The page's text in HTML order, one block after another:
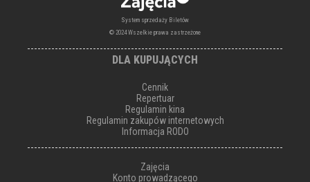
System sprzedaży Biletów
© 2024 Wszelkie prawa zastrzeżone
DLA KUPUJĄCYCH
Cennik
Repertuar
Regulamin kina
Regulamin zakupów internetowych
Informacja RODO
Zajęcia
Konto prowadzącego